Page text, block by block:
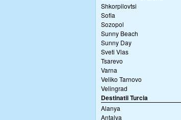
Shkorpilovtsi
Sofia
Sozopol
Sunny Beach
Sunny Day
Sveti Vlas
Tsarevo
Varna
Veliko Tarnovo
Velingrad
Destinatii Turcia
Alanya
Antalya